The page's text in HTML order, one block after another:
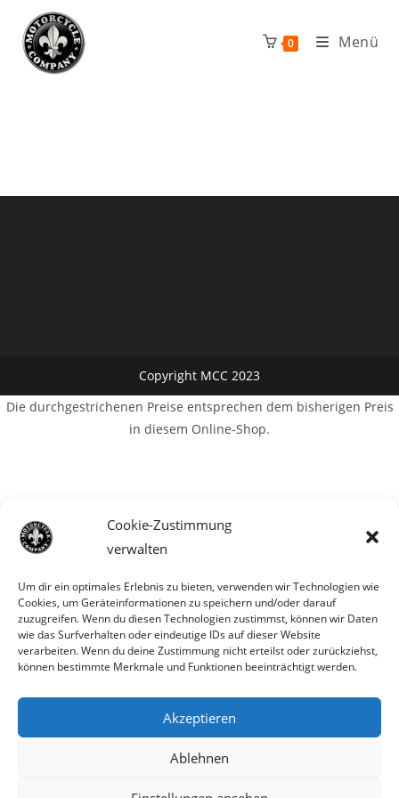
Cookie-Zustimmung
verwalten
Um dir ein optimales Erlebnis zu bieten, verwenden wir Technologien wie
Cookies, um Geräteinformationen zu speichern und/oder darauf
zuzugreifen. Wenn du diesen Technologien zustimmst, können wir Daten
wie das Surfverhalten oder eindeutige IDs auf dieser Website
verarbeiten. Wenn du deine Zustimmung nicht erteilst oder zurückziehst,
können bestimmte Merkmale und Funktionen beeinträchtigt werden.
Akzeptieren
Ablehnen
Parts für Harley Davidson, Indian und
Inhalt
springen
0 Menü
Copyright MCC 2023
Die durchgestrichenen Preise entsprechen dem bisherigen Preis
in diesem Online-Shop.